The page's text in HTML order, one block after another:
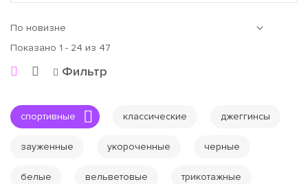
Показано 1 - 24 из 47
Фильтр
спортивные классические джеггинсы
зауженные укороченные черные
белые вельветовые трикотажные